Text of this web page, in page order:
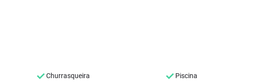
Churrasqueira Piscina